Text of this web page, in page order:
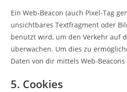
Ein Web-Beacon (auch Pixel-Tag
unsichtbares Textfragment oder
benutzt wird, um den Verkehr auf
überwachen. Um dies zu
Daten von dir mittels Web-
5. Cookies